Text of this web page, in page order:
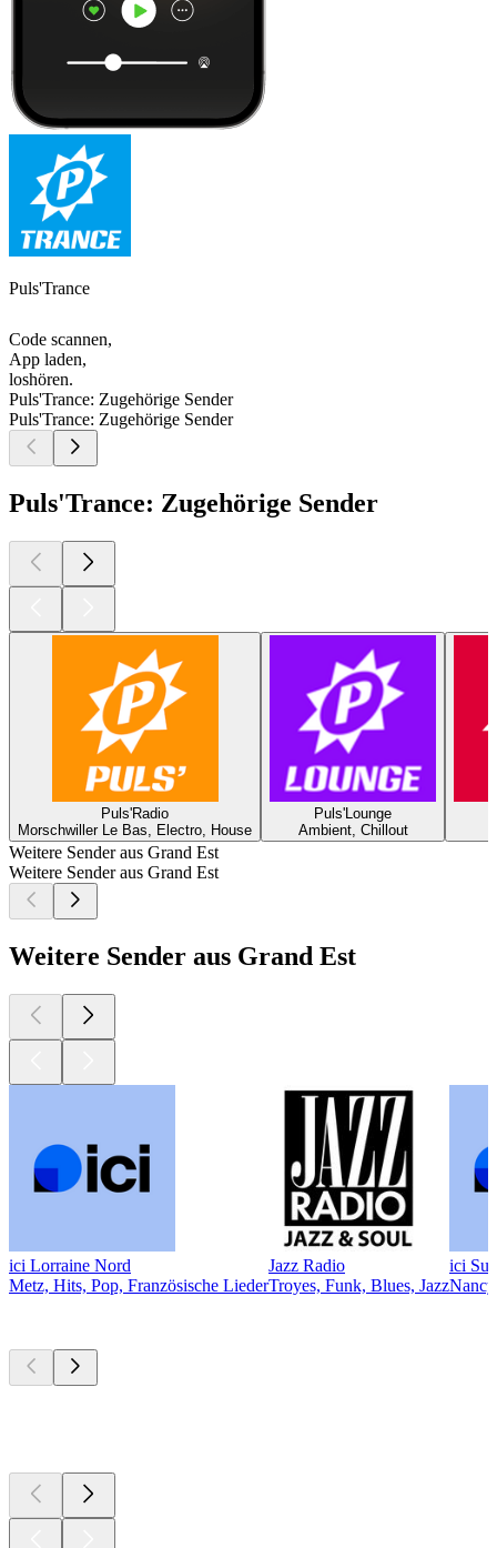
Puls'Trance
Code scannen,
App laden,
loshören.
Puls'Trance: Zugehörige Sender
Puls'Trance: Zugehörige Sender
Puls'Trance: Zugehörige Sender
Puls'Radio
Morschwiller Le Bas, Electro, House
Puls'Lounge
Ambient, Chillout
Weitere Sender aus Grand Est
Weitere Sender aus Grand Est
Weitere Sender aus Grand Est
ici Lorraine Nord
Metz, Hits, Pop, Französische Lieder
Jazz Radio
Troyes, Funk, Blues, Jazz
ici